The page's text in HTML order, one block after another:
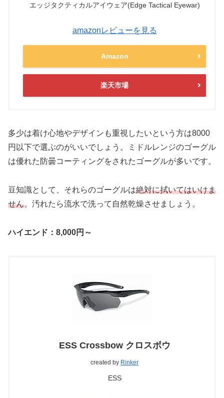
エッジタクティカルアイウェア(Edge Tactical Eyewar)
amazonレビューを見る
Amazon
楽天市場
多少は着け心地やデザインも重視したいという方は8000
円以下で選ぶのがいいでしょう。ミドルレンジのゴーグル
は優れた防曇コーティングをされたゴーグルが多いです。
豆知識として、それらのゴーグルは絶対に拭いてはいけま
せん。汚れたら流水で洗って自然乾燥させましょう。
ハイエンド：8,000円～
ESS Crossbow クロスボウ
created by Rinker
ESS